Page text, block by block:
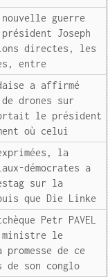
guerre
Joseph
directes, les
entre
a affirmé
drones sur
le président
où celui
la
démocrates a
sur la
que Die Linke
Petr PAVEL
ministre le
de ce
son conglo